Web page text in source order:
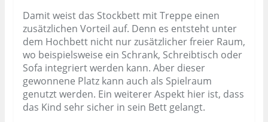
Damit weist das Stockbett mit Treppe einen
zusätzlichen Vorteil auf. Denn es entsteht unter
dem Hochbett nicht nur zusätzlicher freier Raum,
wo beispielsweise ein Schrank, Schreibtisch oder
Sofa integriert werden kann. Aber dieser
gewonnene Platz kann auch als Spielraum
genutzt werden. Ein weiterer Aspekt hier ist, dass
das Kind sehr sicher in sein Bett gelangt.